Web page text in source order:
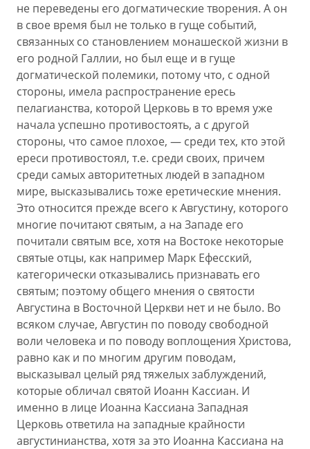
не переведены его догматические творения. А он
в свое время был не только в гуще событий,
связанных со становлением монашеской жизни в
его родной Галлии, но был еще и в гуще
догматической полемики, потому что, с одной
стороны, имела распространение ересь
пелагианства, которой Церковь в то время уже
начала успешно противостоять, а с другой
стороны, что самое плохое, — среди тех, кто этой
ереси противостоял, т.е. среди своих, причем
среди самых авторитетных людей в западном
мире, высказывались тоже еретические мнения.
Это относится прежде всего к Августину, которого
многие почитают святым, а на Западе его
почитали святым все, хотя на Востоке некоторые
святые отцы, как например Марк Ефесский,
категорически отказывались признавать его
святым; поэтому общего мнения о святости
Августина в Восточной Церкви нет и не было. Во
всяком случае, Августин по поводу свободной
воли человека и по поводу воплощения Христова,
равно как и по многим другим поводам,
высказывал целый ряд тяжелых заблуждений,
которые обличал святой Иоанн Кассиан. И
именно в лице Иоанна Кассиана Западная
Церковь ответила на западные крайности
августинианства, хотя за это Иоанна Кассиана на